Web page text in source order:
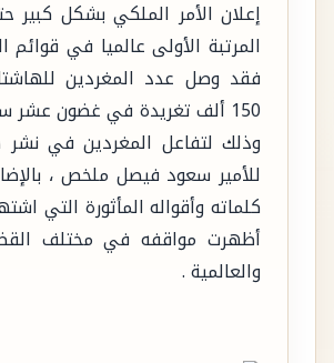
إعلان الأمر الملكي بشكل كبير
المرتبة الأولى عالميا في قوائم
فقد وصل عدد المغردين
150 ألف تغريدة في غضون
وذلك لتفاعل المغردين في نشر
للأمير سعود فيصل ملخص ،
كلماته وأقواله المأثورة التي
أظهرت مواقفه في مختلف
والعالمية .